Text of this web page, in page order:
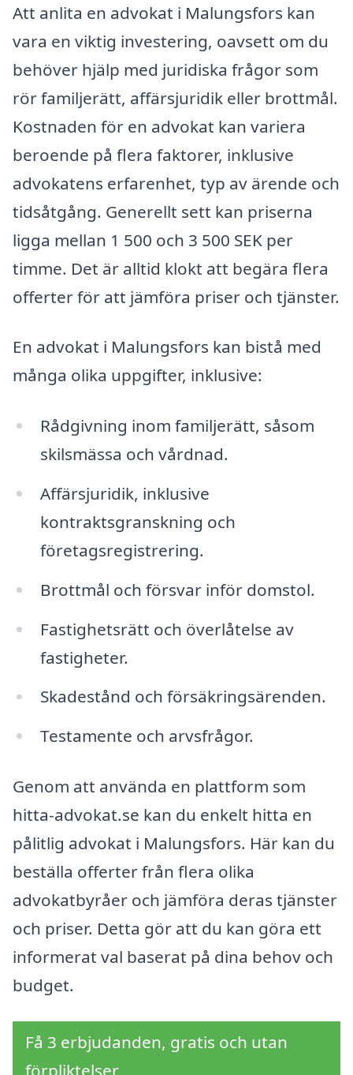
Att anlita en advokat i Malungsfors kan
vara en viktig investering, oavsett om du
behöver hjälp med juridiska frågor som
rör familjerätt, affärsjuridik eller brottmål.
Kostnaden för en advokat kan variera
beroende på flera faktorer, inklusive
advokatens erfarenhet, typ av ärende och
tidsåtgång. Generellt sett kan priserna
ligga mellan 1 500 och 3 500 SEK per
timme. Det är alltid klokt att begära flera
offerter för att jämföra priser och tjänster.
En advokat i Malungsfors kan bistå med
många olika uppgifter, inklusive:
Rådgivning inom familjerätt, såsom
skilsmässa och vårdnad.
Affärsjuridik, inklusive
kontraktsgranskning och
företagsregistrering.
Brottmål och försvar inför domstol.
Fastighetsrätt och överlåtelse av
fastigheter.
Skadestånd och försäkringsärenden.
Testamente och arvsfrågor.
Genom att använda en plattform som
hitta-advokat.se kan du enkelt hitta en
pålitlig advokat i Malungsfors. Här kan du
beställa offerter från flera olika
advokatbyråer och jämföra deras tjänster
och priser. Detta gör att du kan göra ett
informerat val baserat på dina behov och
budget.
Få 3 erbjudanden, gratis och utan
förpliktelser